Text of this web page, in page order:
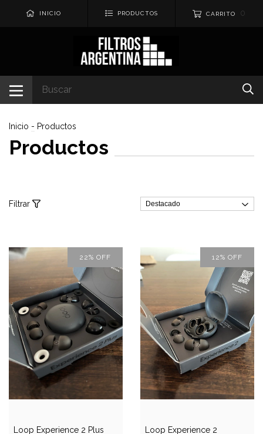
INICIO PRODUCTOS CARRITO 0
Inicio - Productos
Productos
Filtrar
22% OFF
Loop Experience 2 Plus
12% OFF
Loop Experience 2